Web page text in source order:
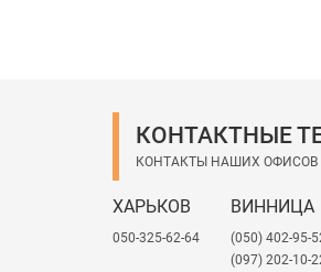
КОНТАКТНЫЕ
КОНТАКТЫ НАШИХ ОФИСОВ
ХАРЬКОВ
050-325-62-64
ВИННИЦА
(050) 402-95-
(097) 202-10-